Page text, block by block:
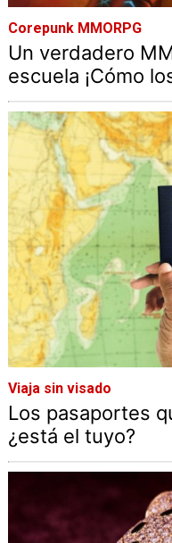
Corepunk MMORPG
Un verdadero
escuela ¡Cómo
Viaja sin visado
Los pasaportes
¿está el tuyo?